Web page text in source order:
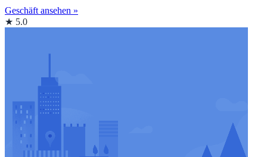
Geschäft ansehen »
★ 5.0